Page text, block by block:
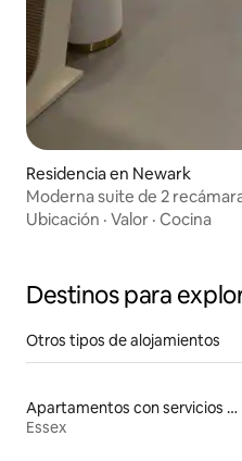
Residencia en Newark
Moderna suite de 2
EWR de Newark
Ubicación · Valor · Cocina
Destinos para
Otros tipos de alojamientos
Apartamentos con servicios incluidos vacacionales
Essex